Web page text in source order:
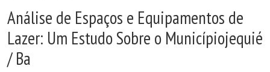
Análise de Espaços e Equipamentos de
Lazer: Um Estudo Sobre o Municípiojequié
/ Ba